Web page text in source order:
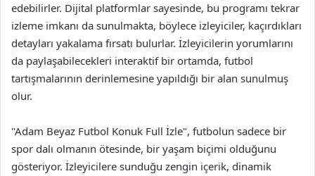
edebilirler. Dijital platformlar sayesinde, bu programı tekrar
izleme imkanı da sunulmakta, böylece izleyiciler, kaçırdıkları
detayları yakalama fırsatı bulurlar. İzleyicilerin yorumlarını
da paylaşabilecekleri interaktif bir ortamda, futbol
tartışmalarının derinlemesine yapıldığı bir alan sunulmuş
olur.
"Adam Beyaz Futbol Konuk Full İzle", futbolun sadece bir
spor dalı olmanın ötesinde, bir yaşam biçimi olduğunu
gösteriyor. İzleyicilere sunduğu zengin içerik, dinamik